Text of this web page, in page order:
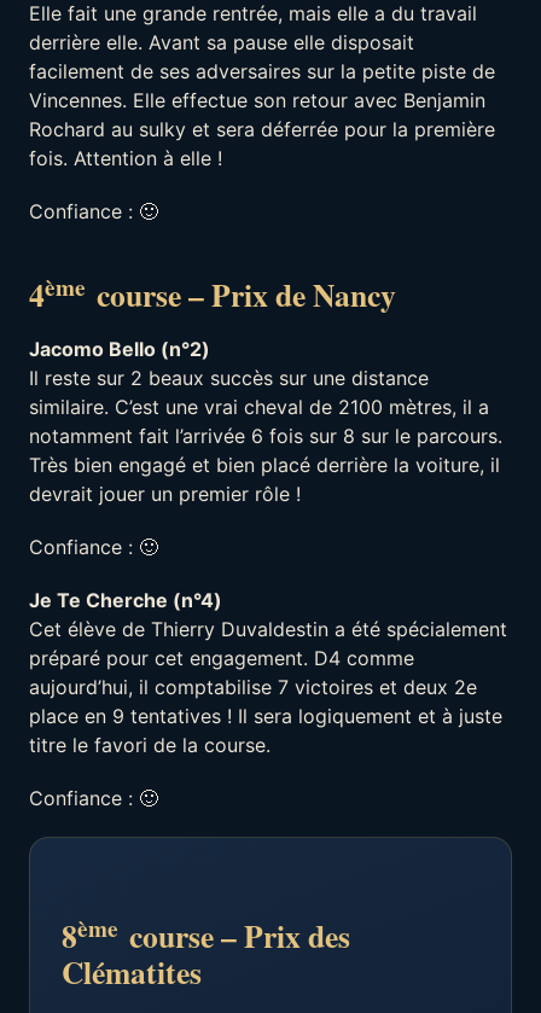
Elle fait une grande rentrée, mais elle a du travail
derrière elle. Avant sa pause elle disposait
facilement de ses adversaires sur la petite piste de
Vincennes. Elle effectue son retour avec Benjamin
Rochard au sulky et sera déferrée pour la première
fois. Attention à elle !
Confiance : 🙂
4ème course – Prix de Nancy
Jacomo Bello (n°2)
Il reste sur 2 beaux succès sur une distance
similaire. C’est une vrai cheval de 2100 mètres, il a
notamment fait l’arrivée 6 fois sur 8 sur le parcours.
Très bien engagé et bien placé derrière la voiture, il
devrait jouer un premier rôle !
Confiance : 🙂
Je Te Cherche (n°4)
Cet élève de Thierry Duvaldestin a été spécialement
préparé pour cet engagement. D4 comme
aujourd’hui, il comptabilise 7 victoires et deux 2e
place en 9 tentatives ! Il sera logiquement et à juste
titre le favori de la course.
Confiance : 🙂
8ème course – Prix des
Clématites